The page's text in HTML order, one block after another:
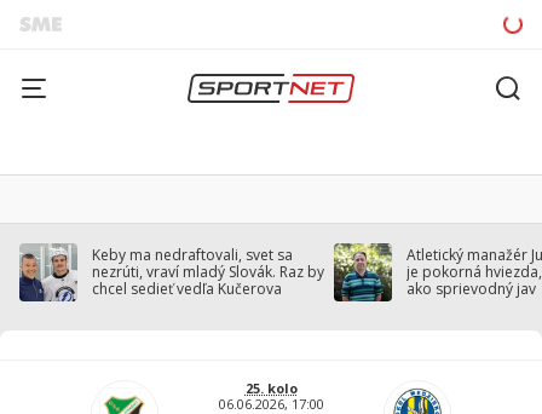
Keby ma nedraftovali, svet sa
nezrúti, vraví mladý Slovák. Raz by
chcel sedieť vedľa Kučerova
Atletický manažér
je pokorná
ako sprievodný jav
25. kolo
06.06.2026, 17:00